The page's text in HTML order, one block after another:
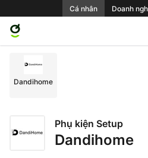
Cá nhân Doanh
Dandihome
Phụ kiện Setup
Dandihome